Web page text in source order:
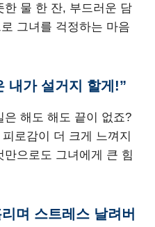
한 물 한 잔, 부드러운 담
그녀를 걱정하는 마음
내가 설거지 할게!”
해도 해도 끝이 없죠?
로감이 더 크게 느껴지
으로도 그녀에게 큰 힘
며 스트레스 날려버